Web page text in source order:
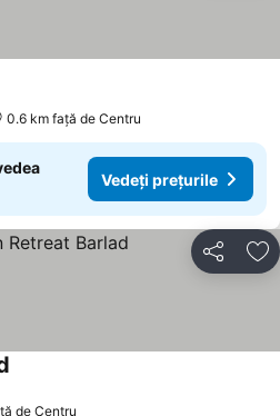
0.6 km faţă de Centru
Vedeți prețurile
Distribuiți
de Centru